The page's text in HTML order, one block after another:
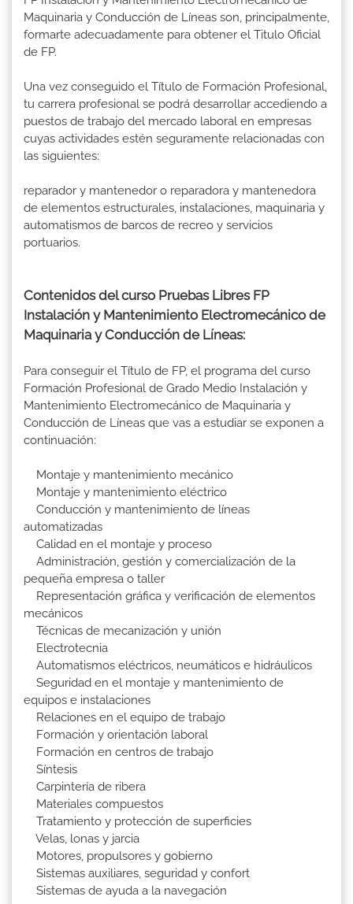
Maquinaria y Conducción de Líneas son, principalmente,
formarte adecuadamente para obtener el Titulo Oficial
de FP.
Una vez conseguido el Título de Formación Profesional,
tu carrera profesional se podrá desarrollar accediendo a
puestos de trabajo del mercado laboral en empresas
cuyas actividades estén seguramente relacionadas con
las siguientes:
reparador y mantenedor o reparadora y mantenedora
de elementos estructurales, instalaciones, maquinaria y
automatismos de barcos de recreo y servicios
portuarios.
Contenidos del curso Pruebas Libres FP
Instalación y Mantenimiento Electromecánico de
Maquinaria y Conducción de Líneas:
Para conseguir el Título de FP, el programa del curso
Formación Profesional de Grado Medio Instalación y
Mantenimiento Electromecánico de Maquinaria y
Conducción de Líneas que vas a estudiar se exponen a
continuación:
Montaje y mantenimiento mecánico
Montaje y mantenimiento eléctrico
Conducción y mantenimiento de líneas
automatizadas
Calidad en el montaje y proceso
Administración, gestión y comercialización de la
pequeña empresa o taller
Representación gráfica y verificación de elementos
mecánicos
Técnicas de mecanización y unión
Electrotecnia
Automatismos eléctricos, neumáticos e hidráulicos
Seguridad en el montaje y mantenimiento de
equipos e instalaciones
Relaciones en el equipo de trabajo
Formación y orientación laboral
Formación en centros de trabajo
Síntesis
Carpintería de ribera
Materiales compuestos
Tratamiento y protección de superficies
Velas, lonas y jarcia
Motores, propulsores y gobierno
Sistemas auxiliares, seguridad y confort
Sistemas de ayuda a la navegación